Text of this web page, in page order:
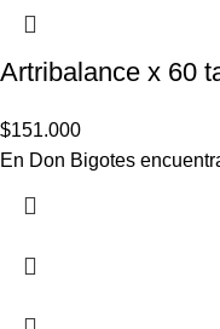
Artribalance x 60
$151.000
En Don Bigotes